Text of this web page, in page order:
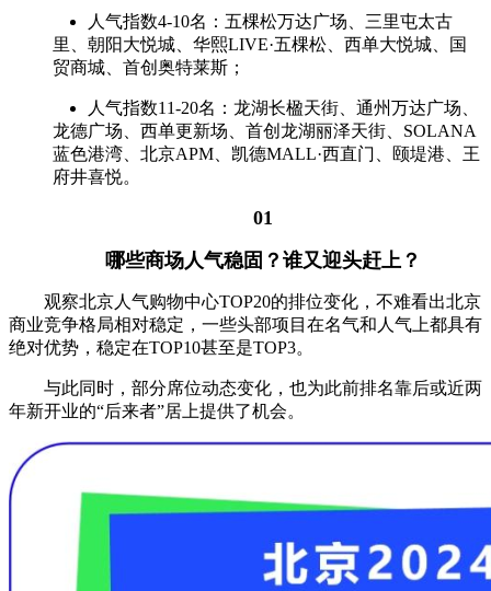
人气指数4-10名：五棵松万达广场、三里屯太古
里、朝阳大悦城、华熙LIVE·五棵松、西单大悦城、国
贸商城、首创奥特莱斯；
人气指数11-20名：龙湖长楹天街、通州万达广场、
龙德广场、西单更新场、首创龙湖丽泽天街、SOLANA
蓝色港湾、北京APM、凯德MALL·西直门、颐堤港、王
府井喜悦。
01
哪些商场人气稳固？ 谁又迎头赶上？
观察北京人气购物中心TOP20的排位变化，不难看出北京
商业竞争格局相对稳定，一些头部项目在名气和人气上都具有
绝对优势，稳定在TOP10甚至是TOP3。
与此同时，部分席位动态变化，也为此前排名靠后或近两
年新开业的“后来者”居上提供了机会。